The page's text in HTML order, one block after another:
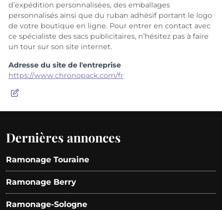
d’expédition personnalisées, des emballages
personnalisés ainsi que du ruban adhésif portant le logo
de votre boutique en ligne. Pour entrer en contact avec
ce spécialiste des sacs publicitaires, n’hésitez pas à faire
un tour sur son site internet.
Adresse du site de l'entreprise
https://www.chronopack.com/fr
Dernières annonces
Ramonage Touraine
Ramonage Berry
Ramonage-Sologne